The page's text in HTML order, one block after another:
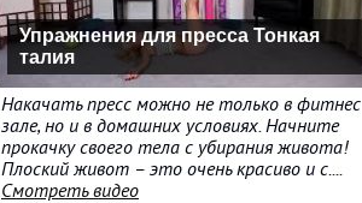
Упражнения для пресса Тонкая
талия
Накачать пресс можно не только в фитнес
зале, но и в домашних условиях. Начните
прокачку своего тела с убирания живота!
Плоский живот – это очень красиво и с....
Смотреть видео